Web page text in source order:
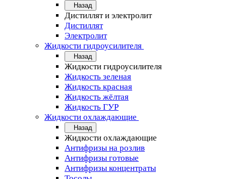
Назад
Дистиллят и электролит
Дистиллят
Электролит
Жидкости гидроусилителя
Назад
Жидкости гидроусилителя
Жидкость зеленая
Жидкость красная
Жидкость жёлтая
Жидкость ГУР
Жидкости охлаждающие
Назад
Жидкости охлаждающие
Антифризы на розлив
Антифризы готовые
Антифризы концентраты